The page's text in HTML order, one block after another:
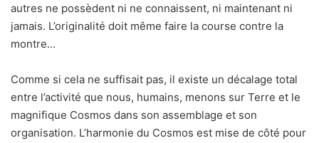
autres ne possèdent ni ne connaissent, ni maintenant ni
jamais. L’originalité doit même faire la course contre la
montre…
Comme si cela ne suffisait pas, il existe un décalage total
entre l’activité que nous, humains, menons sur Terre et le
magnifique Cosmos dans son assemblage et son
organisation. L’harmonie du Cosmos est mise de côté pour